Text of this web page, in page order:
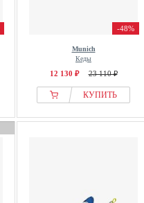
-48%
Munich
Кеды
12 130 ₽ 23 110 ₽
КУПИТЬ